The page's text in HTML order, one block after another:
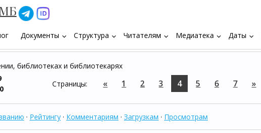
Документы keyboard_arrow_down Структура keyboard_arrow_down Читателям keyboard_arrow_down Медиатека keyboard_arrow_down Даты keyboard_arrow_down
библиотеках и библиотекарях
Страницы: « 1 2 3 4 5 6 7 »
· Рейтингу · Комментариям · Загрузкам · Просмотрам